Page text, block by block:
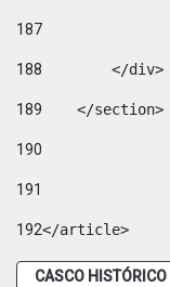
187
188
        </div>
189
    </section>
190
191
192</article>
CASCO HISTÓRICO